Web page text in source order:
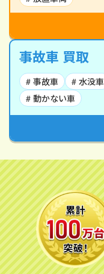
事故車 買取
# 事故車
# 水没車
# 動かない車